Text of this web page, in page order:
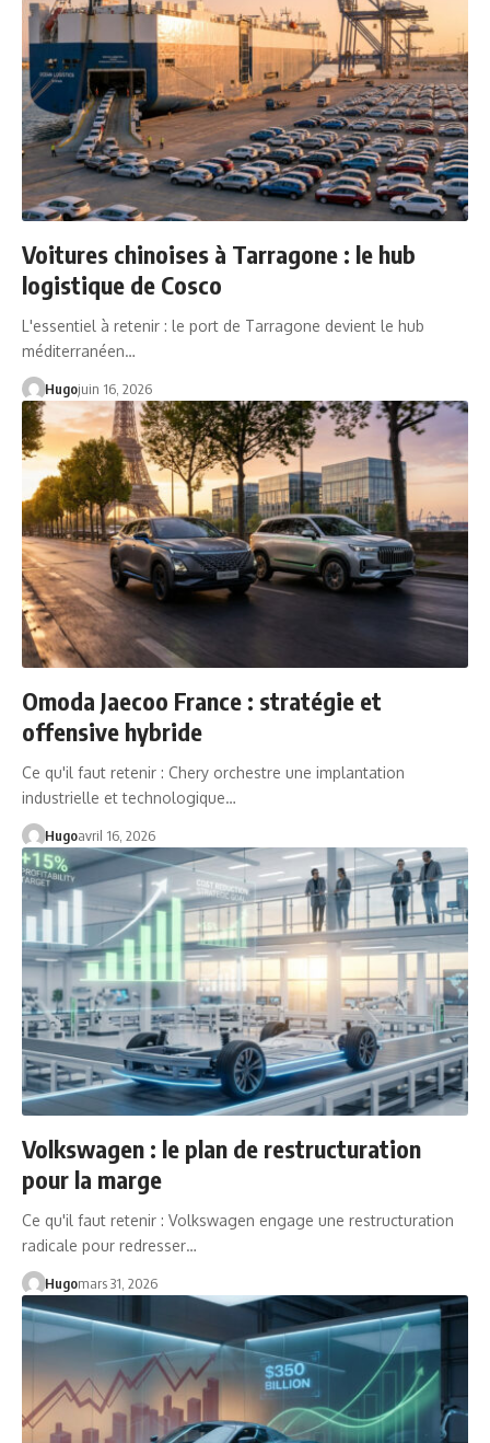
Voitures chinoises à Tarragone : le hub
logistique de Cosco
L'essentiel à retenir : le port de Tarragone devient le hub
méditerranéen…
Hugojuin 16, 2026
Omoda Jaecoo France : stratégie et
offensive hybride
Ce qu'il faut retenir : Chery orchestre une implantation
industrielle et technologique…
Hugoavril 16, 2026
Volkswagen : le plan de restructuration
pour la marge
Ce qu'il faut retenir : Volkswagen engage une restructuration
radicale pour redresser…
Hugomars 31, 2026